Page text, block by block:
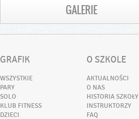
GALERIE
GRAFIK
WSZYSTKIE
PARY
SOLO
KLUB FITNESS
DZIECI
O SZKOLE
AKTUALNOŚCI
O NAS
HISTORIA SZKOŁY
INSTRUKTORZY
FAQ